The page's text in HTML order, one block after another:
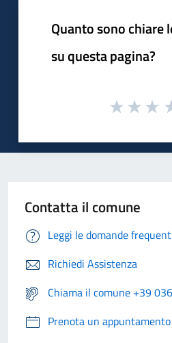
Quanto sono chiare
su questa pagina?
Contatta il comune
Leggi le domande
Richiedi Assistenza
Chiama il comune +39
Prenota un appuntamento